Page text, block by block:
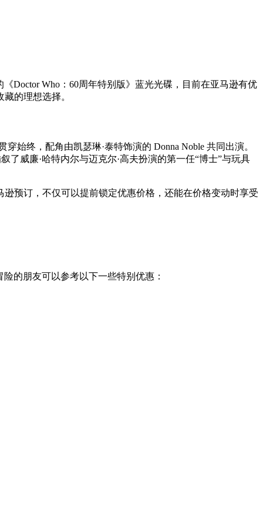
《Doctor Who：60周年特别版》蓝光光碟，目前在亚马逊有优
的理想选择。
始终，配角由凯瑟琳·泰特饰演的 Donna Noble 共同出演。
了威廉·哈特内尔与迈克尔·高夫扮演的第一任“博士”与玩具
预订，不仅可以提前锁定优惠价格，还能在价格变动时享受
的朋友可以参考以下一些特别优惠：